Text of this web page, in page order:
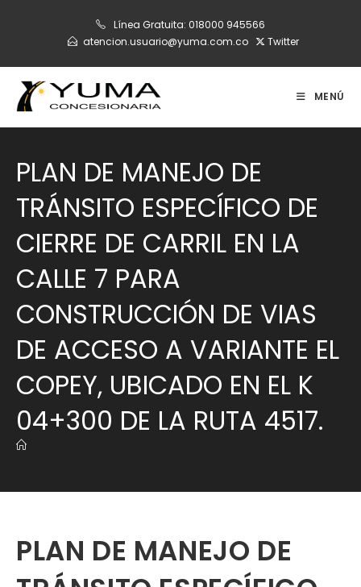
Línea Gratuita: 018000 945566
atencion.usuario@yuma.com.co
Twitter
MENÚ
PLAN DE MANEJO DE
TRÁNSITO ESPECÍFICO DE
CIERRE DE CARRIL EN LA
CALLE 7 PARA
CONSTRUCCIÓN DE VIAS
DE ACCESO A VARIANTE EL
COPEY, UBICADO EN EL K
04+300 DE LA RUTA 4517.
PLAN DE MANEJO DE